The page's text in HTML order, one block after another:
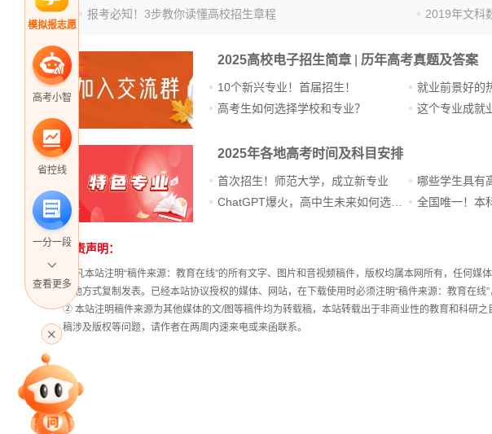
模拟报志愿
高考小智
省控线
一分一段
高考直播
专家指导课
查看更多
报考必知！3步教你读懂高校招生章程
2019年文科
2025高校电子招生简章 历年高考真题及答案
10个新兴专业！首届招生！
高考生如何选择学校和专业？
就业前景好的
这个专业成就
2025年各地高考时间及科目安排
首次招生！师范大学，成立新专业
ChatGPT爆火，高中生未来如何选专业？
哪些学生具有
全国唯一！本
站
统
计
免责声明：
① 凡本站注明“稿件来源：教育在线”的所有文字、图片和音视频稿件，版权均属本网所有，任何
其他方式复制发表。已经本站协议授权的媒体、网站，在下载使用时必须注明“稿件来源：教育在线”
② 本站注明稿件来源为其他媒体的文/图等稿件均为转载稿，本站转载出于非商业性的教育和科研
稿涉及版权等问题，请作者在两周内速来电或来函联系。